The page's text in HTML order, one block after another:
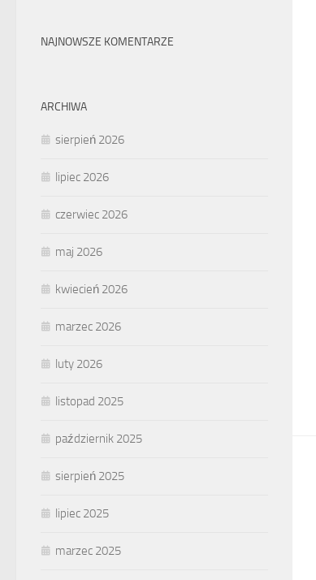
NAJNOWSZE KOMENTARZE
ARCHIWA
sierpień 2026
lipiec 2026
czerwiec 2026
maj 2026
kwiecień 2026
marzec 2026
luty 2026
listopad 2025
październik 2025
sierpień 2025
lipiec 2025
marzec 2025